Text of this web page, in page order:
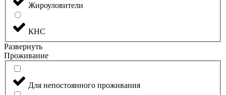
Жироуловители
КНС
Развернуть
Проживание
Для непостоянного проживания